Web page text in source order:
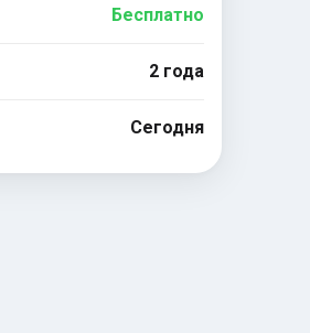
Бесплатно
2 года
Сегодня